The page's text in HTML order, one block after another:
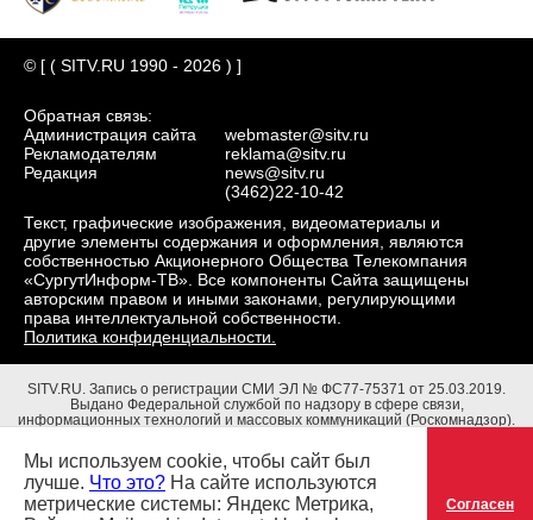
© [ ( SITV.RU 1990 - 2026 ) ]
Обратная связь:
Администрация сайта
Рекламодателям
Редакция
webmaster@sitv.ru
reklama@sitv.ru
news@sitv.ru
(3462)22-10-42
Текст, графические изображения, видеоматериалы и
другие элементы содержания и оформления, являются
собственностью Акционерного Общества Телекомпания
«СургутИнформ-ТВ». Все компоненты Сайта защищены
авторским правом и иными законами, регулирующими
права интеллектуальной собственности.
Политика конфиденциальности.
SITV.RU. Запись о регистрации СМИ ЭЛ № ФС77-75371 от 25.03.2019.
Выдано Федеральной службой по надзору в сфере связи,
информационных технологий и массовых коммуникаций (Роскомнадзор).
Адрес редакции: 628403, Тюменская обл., ХМАО - Югра, г. Сургут, ул.
Маяковского, д. 16. Главный редактор: Чубенко В.Л.
Мы используем cookie, чтобы сайт был
лучше. Что это? На сайте используются
метрические системы: Яндекс Метрика,
Согласен